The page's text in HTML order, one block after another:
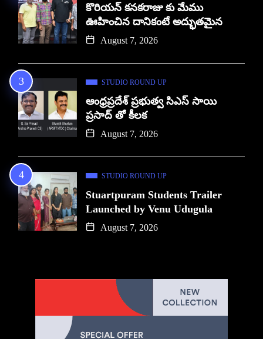
కొరియన్ కనకరాజు కు మేము
ఊహించిన దానికంటే అద్భుతమైన
August 7, 2026
STUDIO ROUND UP
ఆంధ్రప్రదేశ్ ప్రభుత్వ సిఎస్ సాయి
ప్రసాద్ తో కీలక
August 7, 2026
STUDIO ROUND UP
Stuartpuram Students Trailer
Launched by Venu Udugula
August 7, 2026